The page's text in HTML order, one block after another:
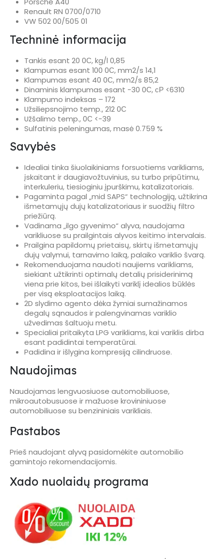
Renault RN 0700/0710
VW 502 00/505 01
Techninė informacija
Tankis esant 20 0С, kg/l 0,85
Klampumas esant 100 0С, mm2/s 14,1
Klampumas esant 40 0С, mm2/s 85,2
Dinaminis klampumas esant -30 0С, сР <6310
Klampumo indeksas – 172
Užsiliepsnojimo temp., 212 0С
Užšalimo temp., 0С <-39
Sulfatinis peleningumas, masė 0.759 %
Savybės
Idealiai tinka šiuolaikiniams forsuotiems varikliams,
įskaitant ir daugiavožtuvinius, su turbo pripūtimu,
interkuleriu, tiesioginiu įpurškimu, katalizatoriais.
Pagaminta pagal „mid SAPS“ technologiją, užtikrina
išmetamųjų dujų katalizatoriaus ir suodžių filtro
priežiūrą.
Vadinama „ilgo gyvenimo“ alyva, naudojama
varikliuose su prailgintais alyvos keitimo intervalais.
Prailgina papildomų prietaisų, skirtų išmetamųjų
dujų valymui, tarnavimo laiką, palaiko variklio švarą.
Rekomenduojama naudoti naujiems varikliams,
siekiant užtikrinti optimalų detalių prisiderinimą
viena prie kitos, bei išlaikyti variklį idealios būklės
per visą eksploatacijos laiką.
2D slydimo agento dėka žymiai sumažinamos
degalų sąnaudos ir palengvinamas variklio
užvedimas šaltuoju metu.
Specialiai pritaikyta LPG varikliams, kai variklis dirba
esant padidintai temperatūrai.
Padidina ir išlygina kompresiją cilindruose.
Naudojimas
Naudojamas lengvuosiuose automobiliuose,
mikroautobusuose ir mažuose krovininiuose
automobiliuose su benzininiais varikliais.
Pastabos
Prieš naudojant alyvą pasidomėkite automobilio
gamintojo rekomendacijomis.
Xado nuolaidų programa